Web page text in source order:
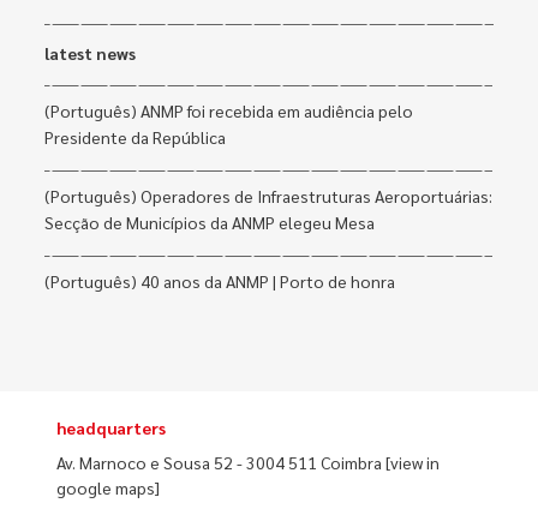
latest news
(Português) ANMP foi recebida em audiência pelo
Presidente da República
(Português) Operadores de Infraestruturas Aeroportuárias:
Secção de Municípios da ANMP elegeu Mesa
(Português) 40 anos da ANMP | Porto de honra
headquarters
Av. Marnoco e Sousa 52 - 3004 511 Coimbra[view in
google maps]